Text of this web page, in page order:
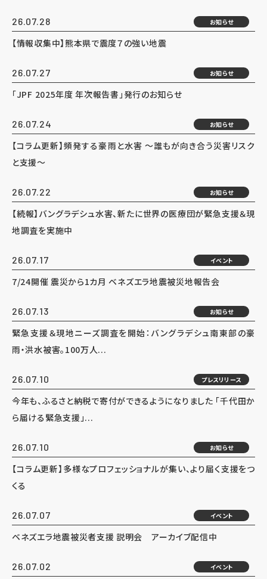
26.07.28 お知らせ
【情報収集中】熊本県で震度７の強い地震
26.07.27 お知らせ
「JPF 2025年度 年次報告書」発行のお知らせ
26.07.24 お知らせ
【コラム更新】頻発する豪雨と水害 ～誰もが向き合う災害リスク
と支援～
26.07.22 お知らせ
【続報】バングラデシュ水害、新たに世界の医療団が緊急支援＆現
地調査を実施中
26.07.17 イベント
7/24開催 震災から1カ月 ベネズエラ地震被災地報告会
26.07.13 お知らせ
緊急支援＆現地ニーズ調査を開始：バングラデシュ南東部の豪
雨・洪水被害。100万人...
26.07.10 プレスリリース
今年も、ふるさと納税で寄付ができるようになりました 「千代田か
ら届ける緊急支援」...
26.07.10 お知らせ
【コラム更新】多様なプロフェッショナルが集い、より届く支援をつ
くる
26.07.07 イベント
ベネズエラ地震被災者支援 説明会 アーカイブ配信中
26.07.02 イベント